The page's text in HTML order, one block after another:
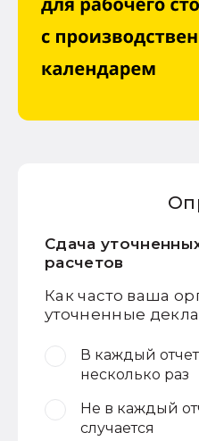
Сдача
расчетов
Как часто ваша
уточненные
В каждый
несколько раз
Не в каждый
случается